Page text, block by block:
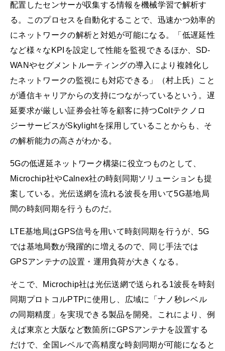
配置したセンサーが収集する情報を機械学習で解析す
る。このプロセスを自動化することで、迅速かつ効率的
にネットワークの解析と対処が可能になる。「低遅延性
など様々なKPIを設定して性能を監視できるほか、SD-
WANやセグメントルーティングの導入により複雑化し
たネットワークの監視にも対応できる」（村上氏）こと
が通信キャリアからの支持につながっているという。遅
延要求が厳しい証券会社等を顧客に持つColtテクノロ
ジーサービスがSkylightを採用していることからも、そ
の解析能力の高さがわかる。
5Gの低遅延ネットワーク構築に役立つものとして、
Microchip社やCalnex社の時刻同期ソリューションも提
案している。光伝送網を流れる波長を用いて5G基地局
間の時刻同期を行うものだ。
LTE基地局はGPS信号を用いて時刻同期を行うが、5G
では基地局数が飛躍的に増えるので、同じ手法では
GPSアンテナの設置・運用負荷が大きくなる。
そこで、Microchip社は光伝送網で送られる1波長を時刻
同期プロトコルPTPに使用し、広域に「ナノ秒レベル
の同期精度」を実現できる製品を開発。これにより、例
えば東京と大阪など数箇所にGPSアンテナを設置する
だけで、全国レベルで高精度な時刻同期が可能になると